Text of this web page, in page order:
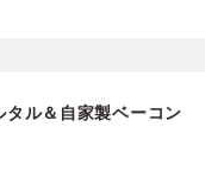
ル＆自家製ベーコン